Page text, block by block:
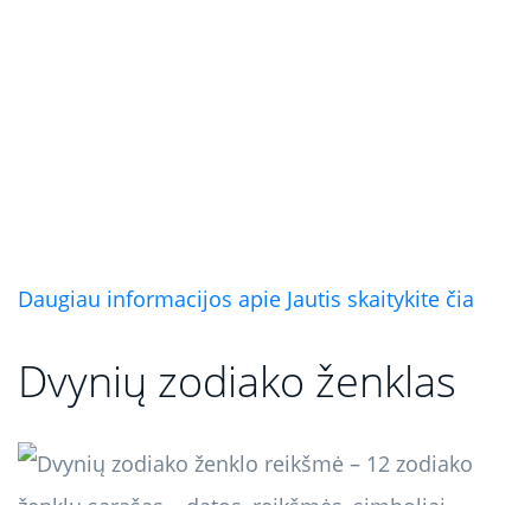
Daugiau informacijos apie Jautis skaitykite čia
Dvynių zodiako ženklas